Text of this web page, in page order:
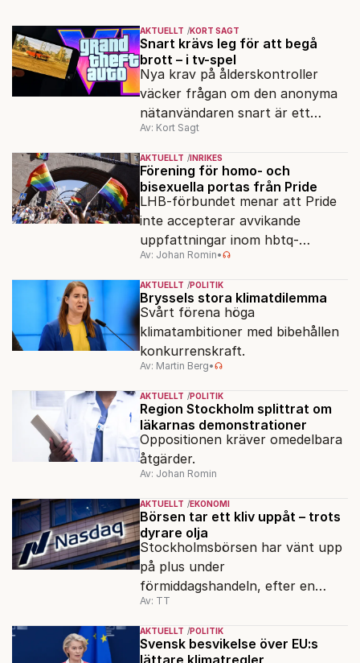
AKTUELLT KORT SAGT
Snart krävs leg för att begå
brott – i tv-spel
Nya krav på ålderskontroller
väcker frågan om den anonyma
nätanvändaren snart är ett
minne blott.
Av: Kort Sagt
AKTUELLT INRIKES
Förening för homo- och
bisexuella portas från Pride
LHB-förbundet menar att Pride
inte accepterar avvikande
uppfattningar inom hbtq-
rörelsen. "Vi har inga problem
med transpersoner", säger
ordföranden Linn Saarinen.
Av: Johan Romin•
AKTUELLT POLITIK
Bryssels stora klimatdilemma
Svårt förena höga
klimatambitioner med bibehållen
konkurrenskraft.
Av: Martin Berg•
AKTUELLT POLITIK
Region Stockholm splittrat om
läkarnas demonstrationer
Oppositionen kräver omedelbara
åtgärder.
Av: Johan Romin
AKTUELLT EKONOMI
Börsen tar ett kliv uppåt – trots
dyrare olja
Stockholmsbörsen har vänt upp
på plus under
förmiddagshandeln, efter en
inledning nedåt – trots ett högre
oljepris och AI-oro.
Av: TT
AKTUELLT POLITIK
Svensk besvikelse över EU:s
lättare klimatregler